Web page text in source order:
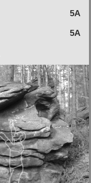
5A
5A